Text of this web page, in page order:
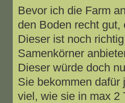
Bevor ich die Farm
den Boden recht gut,
Dieser ist noch
Samenkörner
Dieser würde doch
Sie bekommen dafür
viel, wie sie in max 2